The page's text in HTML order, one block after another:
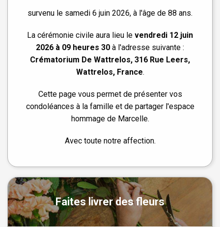
survenu le samedi 6 juin 2026, à l'âge de 88 ans.
La cérémonie civile aura lieu le vendredi 12 juin
2026 à 09 heures 30 à l'adresse suivante :
Crématorium De Wattrelos, 316 Rue Leers,
Wattrelos, France.
Cette page vous permet de présenter vos
condoléances à la famille et de partager l'espace
hommage de Marcelle.
Avec toute notre affection.
Faites livrer des fleurs